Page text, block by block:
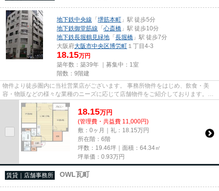
地下鉄中央線 「堺筋本町 」駅 徒歩5分
地下鉄御堂筋線 「心斎橋 」駅 徒歩10分
地下鉄長堀鶴見緑地 「長堀橋 」駅 徒歩7分
大阪府大阪市中央区博労町 １丁目4-3
18.15万円
築年数：築39年 ｜募集中： 1室
階数：9階建
物件より徒歩圏内に当社営業店がございます。 事務所物件をはじめ、飲食・美
容・物販などの様々な業種のニーズに応じて店舗物件をご紹介しております。
尚、弊社ではおとり広告は一切...
18.15万円
(管理費・共益費 11,000円)
敷：0ヶ月｜礼：18.15万円
所在階：6階
坪数：19.46坪｜面積：64.34㎡
坪単価： 0.93万円
賃貸｜店舗事務所 OWL瓦町